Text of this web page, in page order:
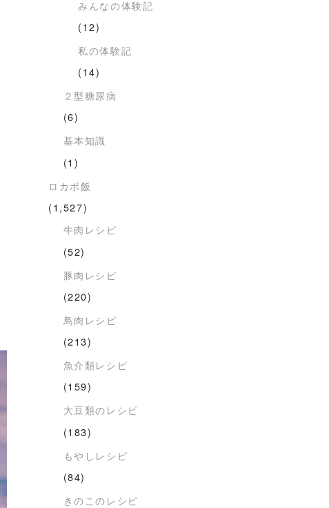
みんなの体験記
(12)
私の体験記
(14)
２型糖尿病
(6)
基本知識
(1)
ロカボ飯
(1,527)
牛肉レシピ
(52)
豚肉レシピ
(220)
鳥肉レシピ
(213)
魚介類レシピ
(159)
大豆類のレシピ
(183)
もやしレシピ
(84)
きのこのレシピ